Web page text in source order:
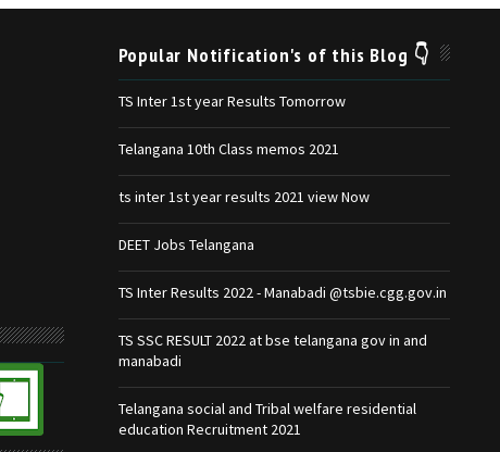
Popular Notification's of this Blog 👇
TS Inter 1st year Results Tomorrow
Telangana 10th Class memos 2021
ts inter 1st year results 2021 view Now
DEET Jobs Telangana
TS Inter Results 2022 - Manabadi @tsbie.cgg.gov.in
TS SSC RESULT 2022 at bse telangana gov in and
manabadi
Telangana social and Tribal welfare residential
education Recruitment 2021